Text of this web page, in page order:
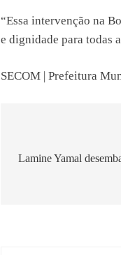
“Essa intervenção na
e dignidade para todas
SECOM | Prefeitura
de
Lamine Yamal